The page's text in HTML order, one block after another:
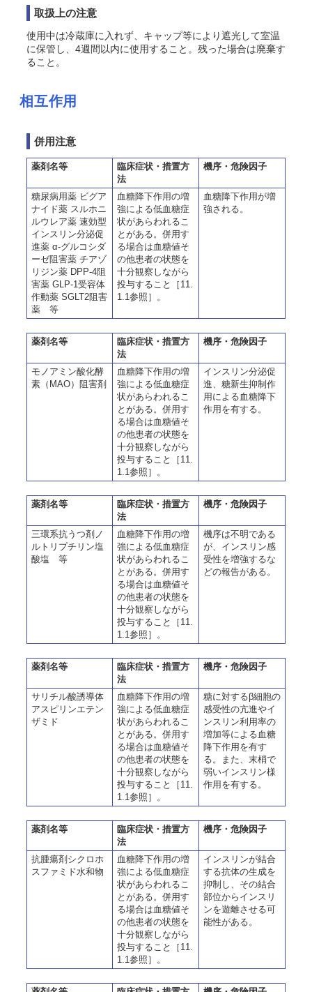
取扱上の注意
使用中は冷蔵庫に入れず、キャップ等により遮光して室温
に保管し、4週間以内に使用すること。残った場合は廃棄す
ること。
相互作用
併用注意
薬剤名等
臨床症状・措置方
法
機序・危険因子
糖尿病用薬 ビグア
ナイド薬 スルホニ
ルウレア薬 速効型
インスリン分泌促
進薬 α-グルコシダ
ーゼ阻害薬 チアゾ
リジン薬 DPP-4阻
害薬 GLP-1受容体
作動薬 SGLT2阻害
薬 等
血糖降下作用の増
強による低血糖症
状があらわれるこ
とがある。併用す
る場合は血糖値そ
の他患者の状態を
十分観察しながら
投与すること［11.
1.1参照］。
血糖降下作用が増
強される。
薬剤名等
臨床症状・措置方
法
機序・危険因子
モノアミン酸化酵
素（MAO）阻害剤
血糖降下作用の増
強による低血糖症
状があらわれるこ
とがある。併用す
る場合は血糖値そ
の他患者の状態を
十分観察しながら
投与すること［11.
1.1参照］。
インスリン分泌促
進、糖新生抑制作
用による血糖降下
作用を有する。
薬剤名等
臨床症状・措置方
法
機序・危険因子
三環系抗うつ剤ノ
ルトリプチリン塩
酸塩 等
血糖降下作用の増
強による低血糖症
状があらわれるこ
とがある。併用す
る場合は血糖値そ
の他患者の状態を
十分観察しながら
投与すること［11.
1.1参照］。
機序は不明である
が、インスリン感
受性を増強するな
どの報告がある。
薬剤名等
臨床症状・措置方
法
機序・危険因子
サリチル酸誘導体
アスピリンエテン
ザミド
血糖降下作用の増
強による低血糖症
状があらわれるこ
とがある。併用す
る場合は血糖値そ
の他患者の状態を
十分観察しながら
投与すること［11.
1.1参照］。
糖に対するβ細胞の
感受性の亢進やイ
ンスリン利用率の
増加等による血糖
降下作用を有す
る。また、末梢で
弱いインスリン様
作用を有する。
薬剤名等
臨床症状・措置方
法
機序・危険因子
抗腫瘍剤シクロホ
スファミド水和物
血糖降下作用の増
強による低血糖症
状があらわれるこ
とがある。併用す
る場合は血糖値そ
の他患者の状態を
十分観察しながら
投与すること［11.
1.1参照］。
インスリンが結合
する抗体の生成を
抑制し、その結合
部位からインスリ
ンを遊離させる可
能性がある。